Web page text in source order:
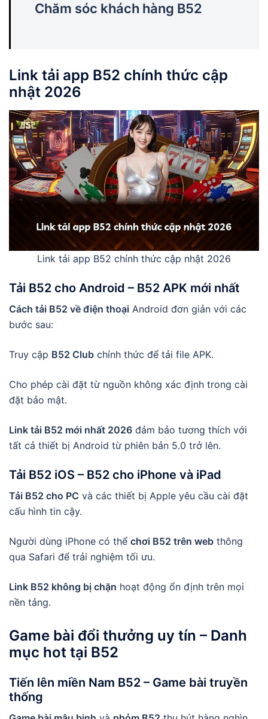
Chăm sóc khách hàng B52
Link tải app B52 chính thức cập
nhật 2026
Link tải app B52 chính thức cập nhật 2026
Tải B52 cho Android – B52 APK mới nhất
Cách tải B52 về điện thoại Android đơn giản với các
bước sau:
Truy cập B52 Club chính thức để tải file APK.
Cho phép cài đặt từ nguồn không xác định trong cài
đặt bảo mật.
Link tải B52 mới nhất 2026 đảm bảo tương thích với
tất cả thiết bị Android từ phiên bản 5.0 trở lên.
Tải B52 iOS – B52 cho iPhone và iPad
Tải B52 cho PC và các thiết bị Apple yêu cầu cài đặt
cấu hình tin cậy.
Người dùng iPhone có thể chơi B52 trên web thông
qua Safari để trải nghiệm tối ưu.
Link B52 không bị chặn hoạt động ổn định trên mọi
nền tảng.
Game bài đổi thưởng uy tín – Danh
mục hot tại B52
Tiến lên miền Nam B52 – Game bài truyền
thống